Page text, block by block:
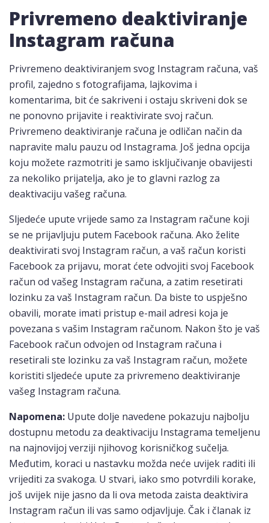
Privremeno deaktiviranje
Instagram računa
Privremeno deaktiviranjem svog Instagram računa, vaš
profil, zajedno s fotografijama, lajkovima i
komentarima, bit će sakriveni i ostaju skriveni dok se
ne ponovno prijavite i reaktivirate svoj račun.
Privremeno deaktiviranje računa je odličan način da
napravite malu pauzu od Instagrama. Još jedna opcija
koju možete razmotriti je samo isključivanje obavijesti
za nekoliko prijatelja, ako je to glavni razlog za
deaktivaciju vašeg računa.
Sljedeće upute vrijede samo za Instagram račune koji
se ne prijavljuju putem Facebook računa. Ako želite
deaktivirati svoj Instagram račun, a vaš račun koristi
Facebook za prijavu, morat ćete odvojiti svoj Facebook
račun od vašeg Instagram računa, a zatim resetirati
lozinku za vaš Instagram račun. Da biste to uspješno
obavili, morate imati pristup e-mail adresi koja je
povezana s vašim Instagram računom. Nakon što je vaš
Facebook račun odvojen od Instagram računa i
resetirali ste lozinku za vaš Instagram račun, možete
koristiti sljedeće upute za privremeno deaktiviranje
vašeg Instagram računa.
Napomena: Upute dolje navedene pokazuju najbolju
dostupnu metodu za deaktivaciju Instagrama temeljenu
na najnovijoj verziji njihovog korisničkog sučelja.
Međutim, koraci u nastavku možda neće uvijek raditi ili
vrijediti za svakoga. U stvari, iako smo potvrdili korake,
još uvijek nije jasno da li ova metoda zaista deaktivira
Instagram račun ili vas samo odjavljuje. Čak i članak iz